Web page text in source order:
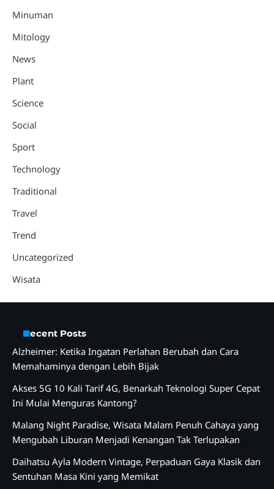
Minuman
Mitology
News
Plant
Science
Social
Sport
Technology
Traditional
Travel
Trend
Uncategorized
Wisata
Recent Posts
Alzheimer: Ketika Ingatan Perlahan Berubah dan Cara
Memahaminya dengan Lebih Bijak
Akses 5G 10 Kali Tarif 4G, Benarkah Teknologi Super Cepat
Ini Mulai Menguras Kantong?
Malang Night Paradise, Wisata Malam Penuh Cahaya yang
Mengubah Liburan Menjadi Kenangan Tak Terlupakan
Daihatsu Ayla Modern Vintage, Perpaduan Gaya Klasik dan
Sentuhan Masa Kini yang Memikat